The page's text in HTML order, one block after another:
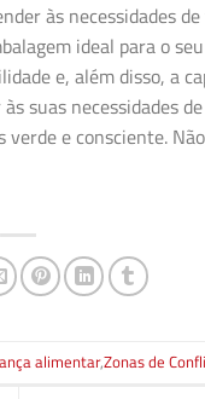
às necessidades
ideal para o
e, além disso, a
suas necessidades
e consciente.
alimentar,Zonas de